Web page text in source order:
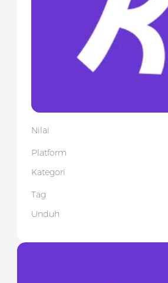
Slide 1 of 5
Nilai
Platform
Kategori
Tag
Unduh